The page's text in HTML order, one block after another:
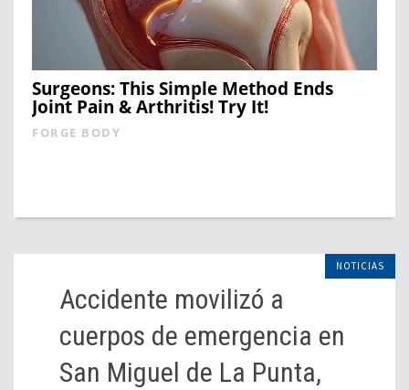
Surgeons: This Simple Method Ends
Joint Pain & Arthritis! Try It!
FORGE BODY
NOTICIAS
Accidente movilizó a
cuerpos de emergencia en
San Miguel de La Punta,